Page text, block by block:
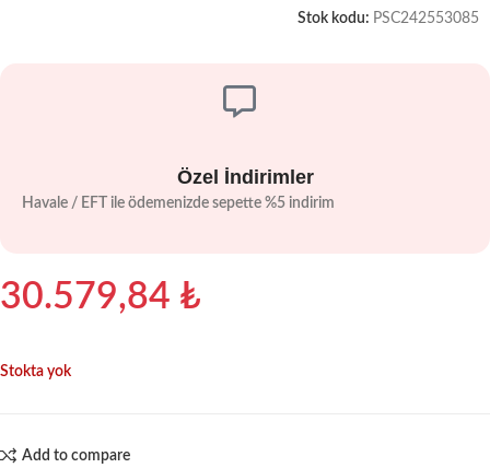
Stok kodu: PSC242553085
Özel İndirimler
Havale / EFT ile ödemenizde sepette %5 indirim
30.579,84 ₺
Stokta yok
Add to compare